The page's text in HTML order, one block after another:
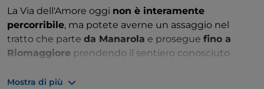
La Via dell'Amore oggi non è interamente
percorribile, ma potete averne un assaggio nel
tratto che parte da Manarola e prosegue fino a
Riomaggiore prendendo il sentiero conosciuto
Se potete, allungate la vacanza di un giorno
Mostra di più